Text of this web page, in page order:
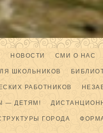
НОВОСТИ СМИ О НАС
ШКОЛЬНИКОВ
РАБОТНИКОВ
— ДЕТЯМ!
ГОРОДА